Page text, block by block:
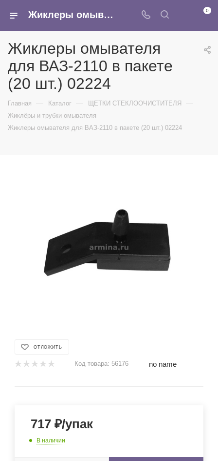
Жиклеры омывателя для ВАЗ-2110 в пакете (20 шт.) 02224 - купить в интернет-магазине Армина 0
Жиклеры омывателя
для ВАЗ-2110 в пакете
(20 шт.) 02224
Главная — Каталог — ЩЕТКИ СТЕКЛООЧИСТИТЕЛЯ —
Жиклёры и трубки омывателя —
Жиклеры омывателя для ВАЗ-2110 в пакете (20 шт.) 02224
ОТЛОЖИТЬ
Код товара: 56176 no name
717 ₽/упак
В наличии